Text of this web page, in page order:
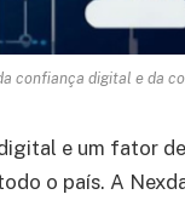
confiança digital e da
e um fator
o país. A